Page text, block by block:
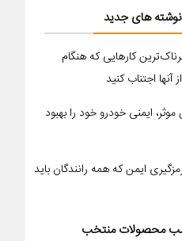
نوشته های جدید
کارهایی که هنگام
آنها اجتناب کنید
۳ روش موثر، ایمنی خودرو خود را بهبود
ایمن که همه رانندگان باید
محصولات منتخب